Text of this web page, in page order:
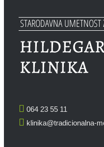
064 23 55 11
klinika@tradicionalna-